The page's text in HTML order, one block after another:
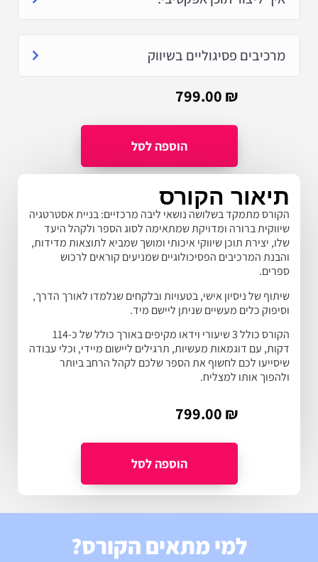
מרכיבים פסיגוליים בשיווק
799.00 ₪
תיאור הקורס
הקורס מתמקד בשלושה נושאי ליבה מרכזיים: בניית אסטרטגיה
שיווקית ברורה ומדויקת שמתאימה לסוג הספר ולקהל היעד
שלו, יצירת תוכן שיווקי איכותי ומושך שמביא לתוצאות מדידות,
והבנת המרכיבים הפסיכולוגיים שמניעים קוראים לרכוש
ספרים.
שיתוף של ניסיון אישי, בטעויות ובלקחים שנלמדו לאורך הדרך,
וסיפוק כלים מעשיים שניתן ליישם מיד.
הקורס כולל 3 שיעורי וידאו מקיפים באורך כולל של כ-114
דקות, עם דוגמאות מעשיות, תרגילים ליישום מיידי, וכלי עבודה
שיסייעו לכם לחשוף את הספר שלכם לקהל הרחב ביותר
ולהפוך אותו למצליח.
799.00 ₪
למי מתאים הקורס?